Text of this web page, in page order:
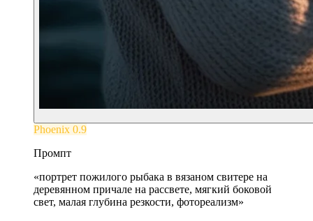
Phoenix 0.9
Промпт
«портрет пожилого рыбака в вязаном свитере на
деревянном причале на рассвете, мягкий боковой
свет, малая глубина резкости, фотореализм»